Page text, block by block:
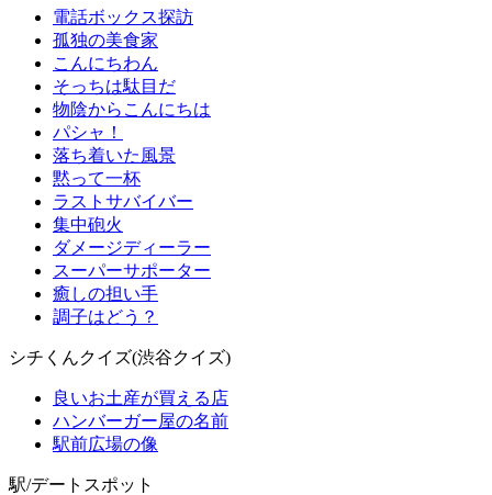
電話ボックス探訪
孤独の美食家
こんにちわん
そっちは駄目だ
物陰からこんにちは
パシャ！
落ち着いた風景
黙って一杯
ラストサバイバー
集中砲火
ダメージディーラー
スーパーサポーター
癒しの担い手
調子はどう？
シチくんクイズ(渋谷クイズ)
良いお土産が買える店
ハンバーガー屋の名前
駅前広場の像
駅/デートスポット